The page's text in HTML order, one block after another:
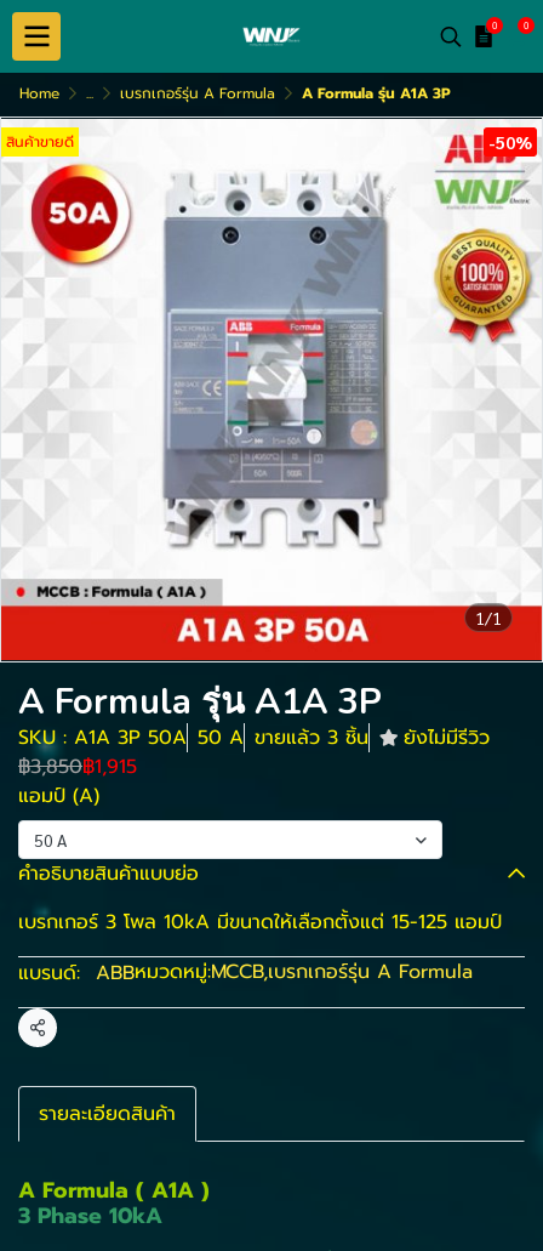
0 0
Home ... เบรกเกอร์รุ่น A Formula A Formula รุ่น A1A 3P
1/1
สินค้าขายดี -50%
A Formula รุ่น A1A 3P
SKU : A1A 3P 50A 50 A ขายแล้ว 3 ชิ้น
ยังไม่มีรีวิว
฿3,850฿1,915
แอมป์ (A)
50 A
คำอธิบายสินค้าแบบย่อ
เบรกเกอร์ 3 โพล 10kA มีขนาดให้เลือกตั้งแต่ 15-125 แอมป์
แบรนด์: ABBหมวดหมู่:MCCB,เบรกเกอร์รุ่น A Formula
แชร์
รายละเอียดสินค้า
A Formula ( A1A )
3 Phase 10kA